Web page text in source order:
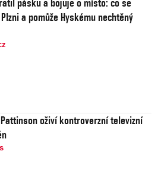
pásku a bojuje o místo: co se
a pomůže Hyskému nechtěný
oživí kontroverzní televizní